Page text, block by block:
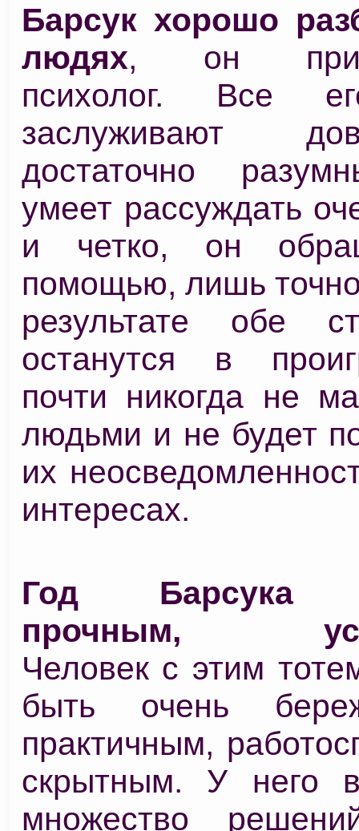
Барсук хорошо
людях, он
психолог. Все
заслуживают
достаточно
умеет рассуждать
и четко, он
помощью, лишь
результате обе
останутся в
почти никогда не
людьми и не будет
их
интересах.
Год Барсука
прочным,
Человек с этим
быть очень
практичным,
скрытным. У него
множество